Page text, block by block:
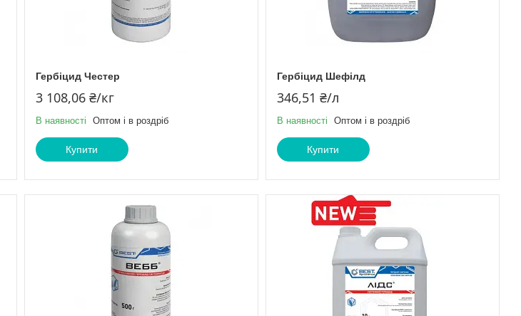
Гербіцид Честер
3 108,06 ₴/кг
В наявності Оптом і в роздріб
Купити
Гербіцид Шефілд
346,51 ₴/л
В наявності Оптом і в роздріб
Купити